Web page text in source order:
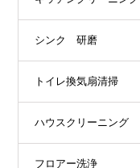
シンク 研磨
トイレ換気扇清掃
ハウスクリーニング
フロアー洗浄